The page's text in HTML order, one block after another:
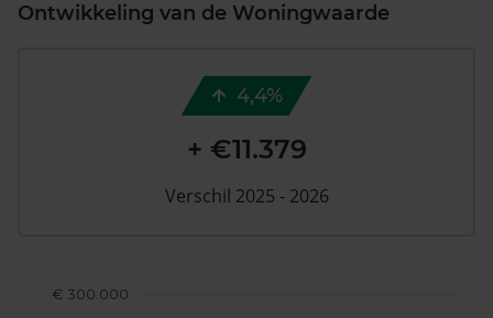
Ontwikkeling van de Woningwaarde
€ 300.000
4,4%
+ €11.379
Verschil 2025 - 2026